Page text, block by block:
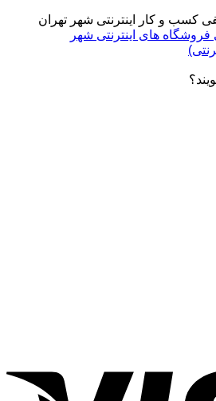
کسب و کار اینترنتی شهر تهران